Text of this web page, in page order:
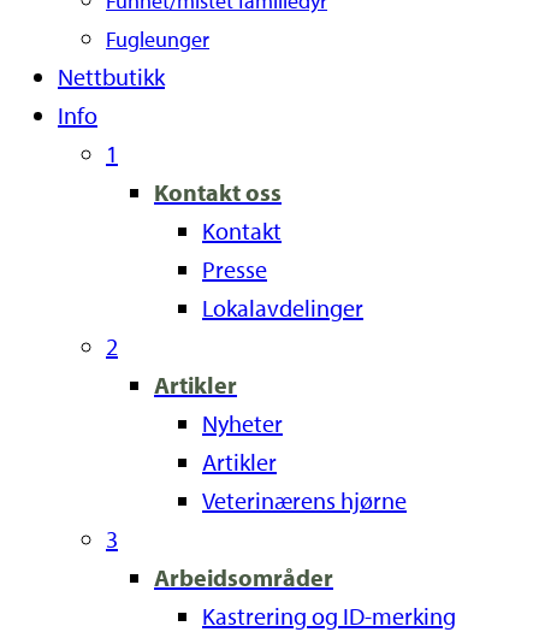
Fugleunger
Nettbutikk
Info
1
Kontakt oss
Kontakt
Presse
Lokalavdelinger
2
Artikler
Nyheter
Artikler
Veterinærens hjørne
3
Arbeidsområder
Kastrering og ID-merking